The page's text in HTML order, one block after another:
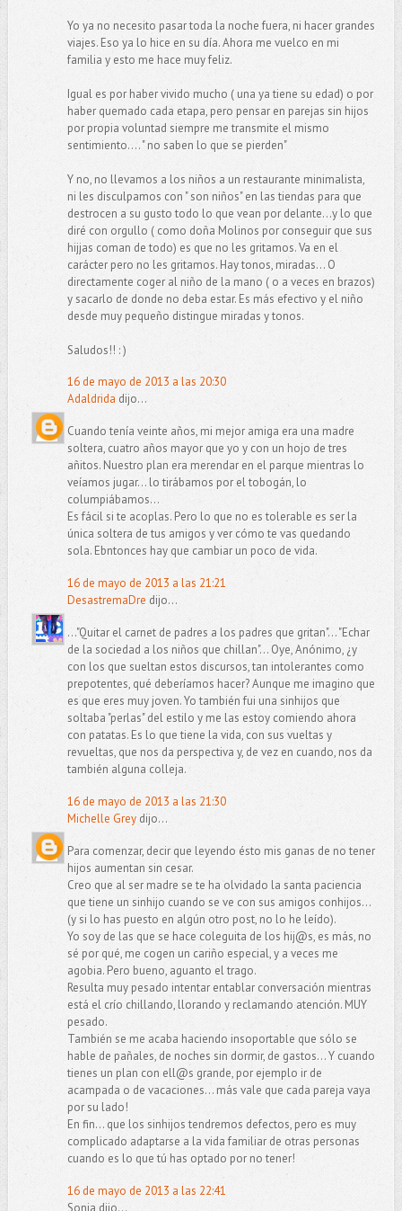
Yo ya no necesito pasar toda la noche fuera, ni hacer grandes
viajes. Eso ya lo hice en su día. Ahora me vuelco en mi
familia y esto me hace muy feliz.
Igual es por haber vivido mucho ( una ya tiene su edad) o por
haber quemado cada etapa, pero pensar en parejas sin hijos
por propia voluntad siempre me transmite el mismo
sentimiento.... " no saben lo que se pierden"
Y no, no llevamos a los niños a un restaurante minimalista,
ni les disculpamos con " son niños" en las tiendas para que
destrocen a su gusto todo lo que vean por delante...y lo que
diré con orgullo ( como doña Molinos por conseguir que sus
hijjas coman de todo) es que no les gritamos. Va en el
carácter pero no les gritamos. Hay tonos, miradas... O
directamente coger al niño de la mano ( o a veces en brazos)
y sacarlo de donde no deba estar. Es más efectivo y el niño
desde muy pequeño distingue miradas y tonos.
Saludos!! : )
16 de mayo de 2013 a las 20:30
Adaldrida dijo...
Cuando tenía veinte años, mi mejor amiga era una madre
soltera, cuatro años mayor que yo y con un hojo de tres
añitos. Nuestro plan era merendar en el parque mientras lo
veíamos jugar... lo tirábamos por el tobogán, lo
columpiábamos...
Es fácil si te acoplas. Pero lo que no es tolerable es ser la
única soltera de tus amigos y ver cómo te vas quedando
sola. Ebntonces hay que cambiar un poco de vida.
16 de mayo de 2013 a las 21:21
DesastremaDre dijo...
..."Quitar el carnet de padres a los padres que gritan"... "Echar
de la sociedad a los niños que chillan"... Oye, Anónimo, ¿y
con los que sueltan estos discursos, tan intolerantes como
prepotentes, qué deberíamos hacer? Aunque me imagino que
es que eres muy joven. Yo también fui una sinhijos que
soltaba "perlas" del estilo y me las estoy comiendo ahora
con patatas. Es lo que tiene la vida, con sus vueltas y
revueltas, que nos da perspectiva y, de vez en cuando, nos da
también alguna colleja.
16 de mayo de 2013 a las 21:30
Michelle Greydijo...
Para comenzar, decir que leyendo ésto mis ganas de no tener
hijos aumentan sin cesar.
Creo que al ser madre se te ha olvidado la santa paciencia
que tiene un sinhijo cuando se ve con sus amigos conhijos...
(y si lo has puesto en algún otro post, no lo he leído).
Yo soy de las que se hace coleguita de los hij@s, es más, no
sé por qué, me cogen un cariño especial, y a veces me
agobia. Pero bueno, aguanto el trago.
Resulta muy pesado intentar entablar conversación mientras
está el crío chillando, llorando y reclamando atención. MUY
pesado.
También se me acaba haciendo insoportable que sólo se
hable de pañales, de noches sin dormir, de gastos... Y cuando
tienes un plan con ell@s grande, por ejemplo ir de
acampada o de vacaciones... más vale que cada pareja vaya
por su lado!
En fin... que los sinhijos tendremos defectos, pero es muy
complicado adaptarse a la vida familiar de otras personas
cuando es lo que tú has optado por no tener!
16 de mayo de 2013 a las 22:41
Sonia dijo...